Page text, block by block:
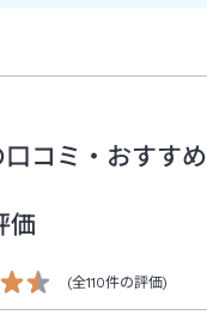
コミ・おすす
価
(全110件の評価)